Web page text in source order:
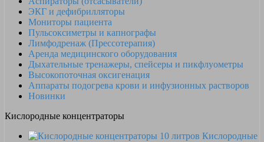
ЭКГ и дефибрилляторы
Мониторы пациента
Пульсоксиметры и капнографы
Лимфодренаж (Прессотерапия)
Аренда медицинского оборудования
Дыхательные тренажеры, спейсеры и пикфлуометры
Высокопоточная оксигенация
Аппараты подогрева крови и инфузионных растворов
Новинки
Кислородные концентраторы
Кислородные